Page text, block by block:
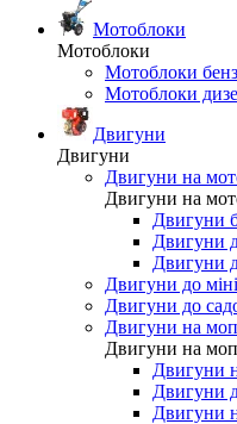
Мотоблоки
Мотоблоки
Мотоблоки
Мотоблоки
Двигуни
Двигуни
Двигуни на
Двигуни на
Двигуни
Двигуни
Двигуни
Двигуни до
Двигуни до
Двигуни на
Двигуни на
Двигуни
Двигуни
Двигуни